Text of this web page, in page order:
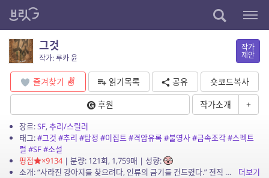
그것
작가: 루카 윤
작가
제안
즐겨찾기 읽기목록 공유
숏코드복사
후원
작가소개 +
장르:SF,추리/스릴러
태그:#그것 #추리 #탐정 #이집트#격암유록#불영사#금속조각#스펙트
럴 #SF#소설
평점
×9134| 분량: 121회, 1,759매 | 성향:
소개: “사라진 강아지를 찾으려다, 인류의 금기를 건드렸다.” 전직 형사 하진우는 실종된 웰시코기 ‘콩비’를 수색하던 중, 낙산공원에서 기이한 탄흔과 함께 정체불명의...
더보기